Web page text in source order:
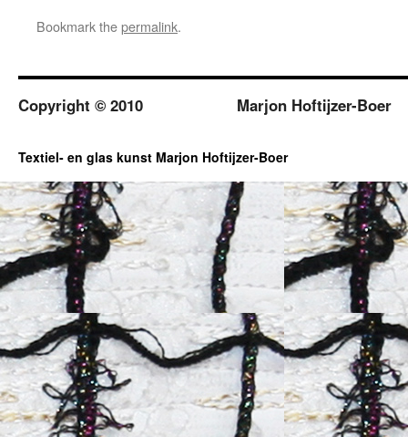
Bookmark thepermalink.
Copyright © 2010 Marjon Hoftijzer-Boer
Textiel- en glas kunst Marjon Hoftijzer-Boer